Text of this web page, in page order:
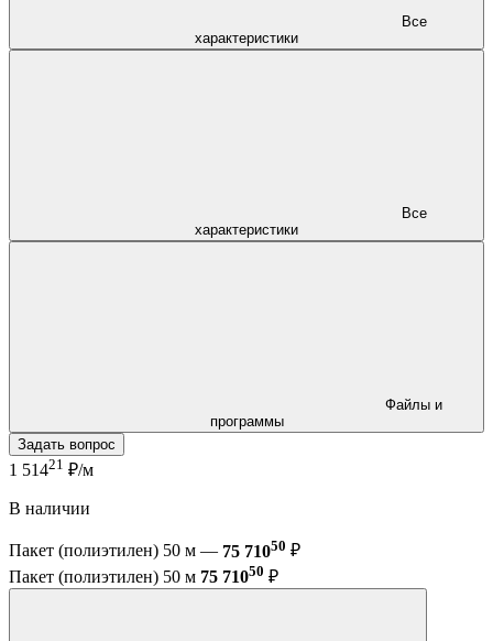
характеристики
характеристики
программы
Задать вопрос
1 51421 ₽/м
В наличии
Пакет (полиэтилен) 50 м — 75 71050 ₽
Пакет (полиэтилен) 50 м 75 71050 ₽